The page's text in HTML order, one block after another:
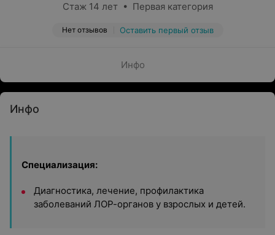
Стаж 14 лет • Первая категория
Нет отзывов Оставить первый отзыв
Инфо
Инфо
Специализация:
Диагностика, лечение, профилактика
заболеваний ЛОР-органов у взрослых и детей.